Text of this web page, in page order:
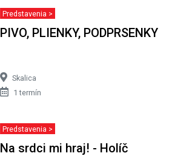
Predstavenia >
PIVO, PLIENKY, PODPRSENKY
Skalica
1 termín
Predstavenia >
Na srdci mi hraj! - Holíč